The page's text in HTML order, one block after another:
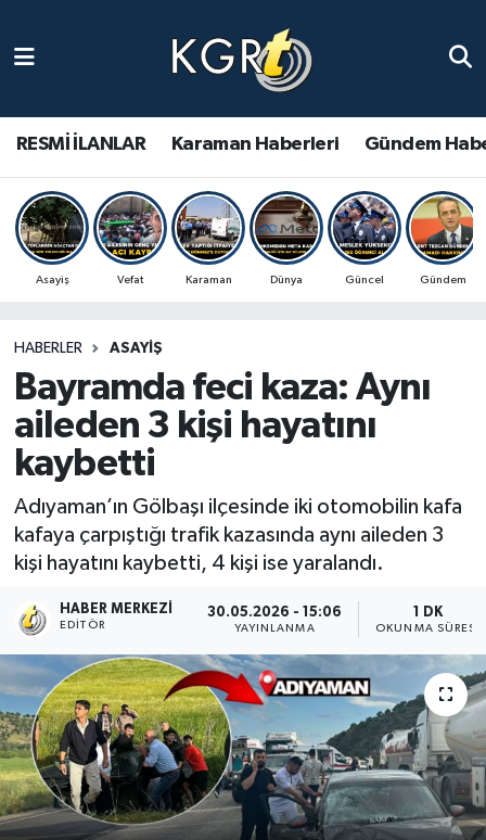
RESMİ İLANLAR Karaman Haberleri Gündem
Asayiş Vefat Karaman Dünya Güncel Gündem
HABERLER ASAYIŞ
Bayramda feci kaza: Aynı
aileden 3 kişi hayatını
kaybetti
Adıyaman’ın Gölbaşı ilçesinde iki otomobilin kafa
kafaya çarpıştığı trafik kazasında aynı aileden 3
kişi hayatını kaybetti, 4 kişi ise yaralandı.
HABER MERKEZI
EDITÖR
30.05.2026 - 15:06
YAYINLANMA
1 DK
OKUNMA SÜRESI
Gündem Haberleri
Güncel Haberler
Spor Haberleri
Ulusal Haberler
Vefat Edenler